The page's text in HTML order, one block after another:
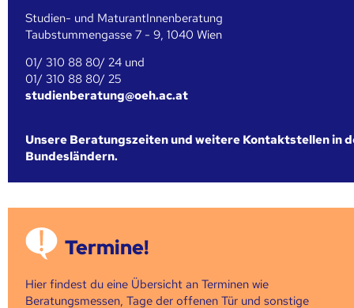
Studien- und MaturantInnenberatung
Taubstummengasse 7 - 9, 1040 Wien
01/ 310 88 80/ 24 und
01/ 310 88 80/ 25
studienberatung@oeh.ac.at
Unsere Beratungszeiten und weitere Kontaktstellen in
Bundesländern.
Termine!
Hier findest du eine Übersicht an Terminen wie
Beratungsmessen, Tage der offenen Tür und sonstige